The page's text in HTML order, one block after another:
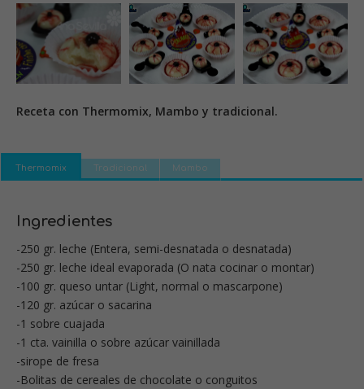
Receta con Thermomix, Mambo y tradicional.
Thermomix Tradicional Mambo
Ingredientes
-250 gr. leche (Entera, semi-desnatada o desnatada)
-250 gr. leche ideal evaporada (O nata cocinar o montar)
-100 gr. queso untar (Light, normal o mascarpone)
-120 gr. azúcar o sacarina
-1 sobre cuajada
-1 cta. vainilla o sobre azúcar vainillada
-sirope de fresa
-Bolitas de cereales de chocolate o conguitos